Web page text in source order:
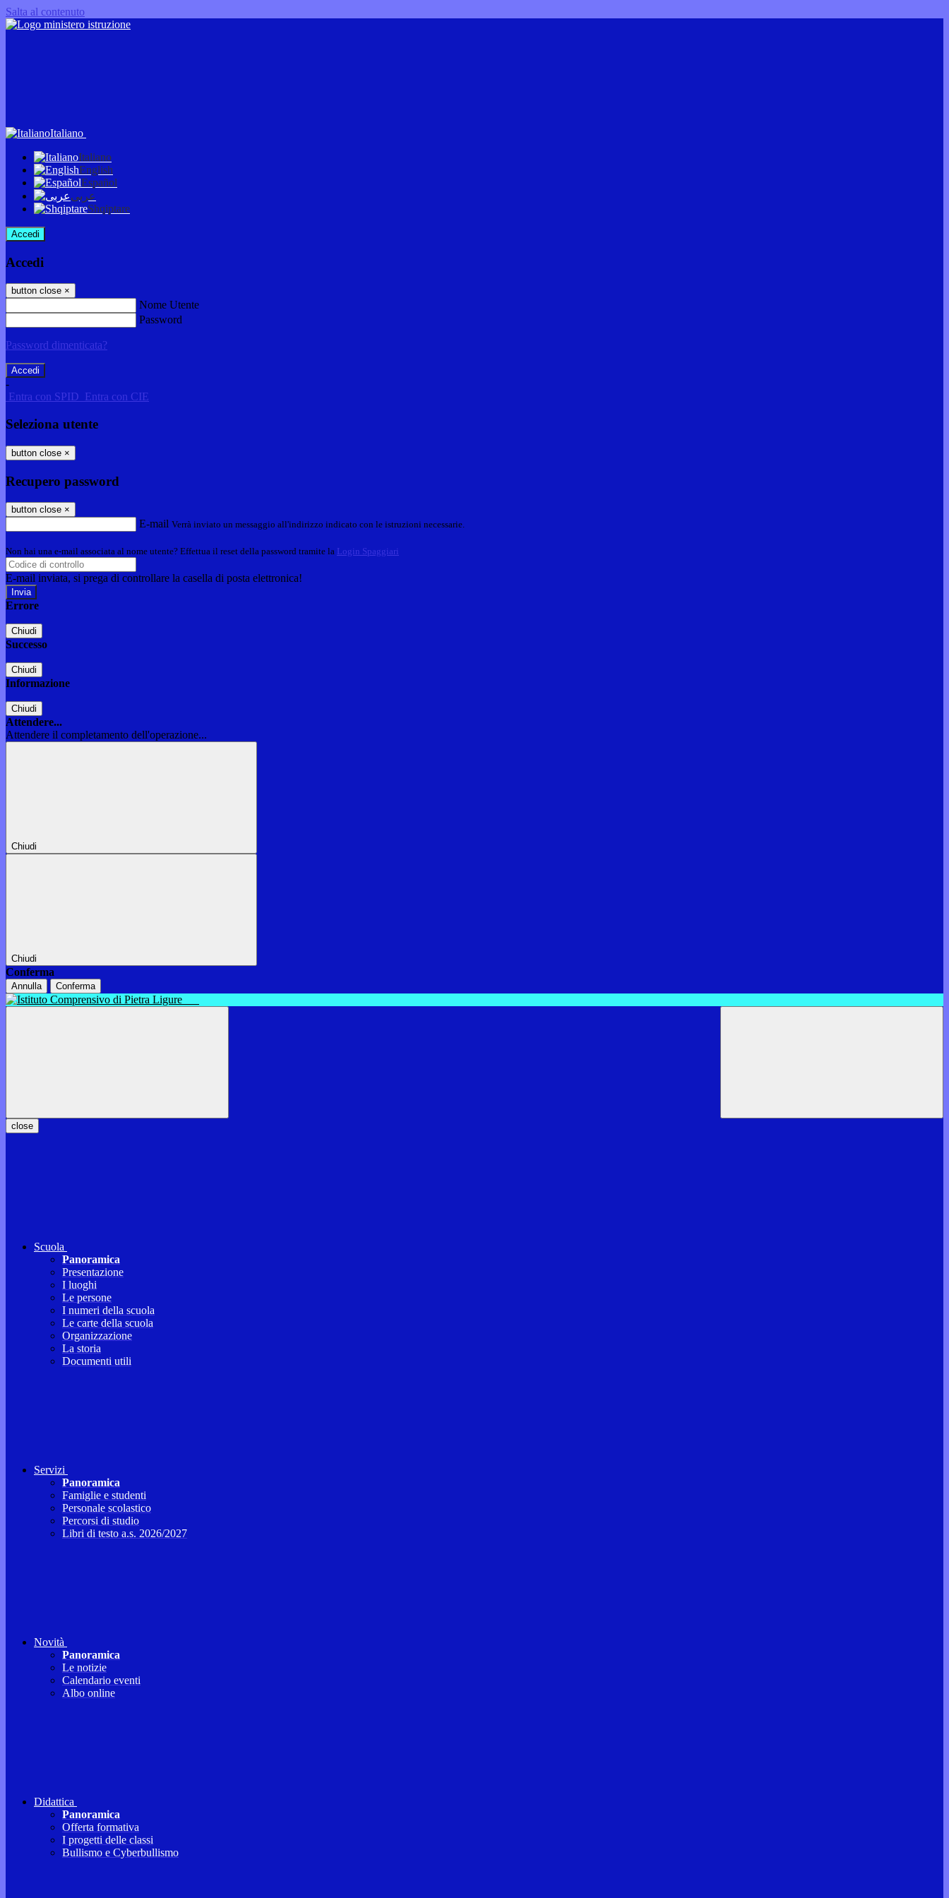
Salta al contenuto
Italiano
Italiano
English
Español
عربى
Shqiptare
Accedi
Accedi
button close ×
Nome Utente
Password
Password dimenticata?
-
Entra con SPID Entra con CIE
Seleziona utente
button close ×
Recupero password
button close ×
E-mail Verrà inviato un messaggio all'indirizzo indicato con le istruzioni necessarie.
Non hai una e-mail associata al nome utente? Effettua il reset della password tramite la Login Spaggiari
E-mail inviata, si prega di controllare la casella di posta elettronica!
Errore
Chiudi
Successo
Chiudi
Informazione
Chiudi
Attendere...
Attendere il completamento dell'operazione...
Chiudi
Chiudi
Conferma
Annulla Conferma
close
Scuola
Panoramica
Presentazione
I luoghi
Le persone
I numeri della scuola
Le carte della scuola
Organizzazione
La storia
Documenti utili
Servizi
Panoramica
Famiglie e studenti
Personale scolastico
Percorsi di studio
Libri di testo a.s. 2026/2027
Novità
Panoramica
Le notizie
Calendario eventi
Albo online
Didattica
Panoramica
Offerta formativa
I progetti delle classi
Bullismo e Cyberbullismo